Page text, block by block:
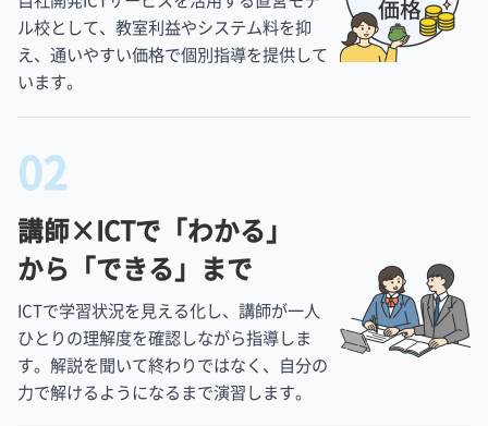
ル校として、教室利益やシステム料を抑
え、通いやすい価格で個別指導を提供して
います。
02
講師×ICTで「わかる」
から「できる」まで
ICTで学習状況を見える化し、講師が一人
ひとりの理解度を確認しながら指導しま
す。解説を聞いて終わりではなく、自分の
力で解けるようになるまで演習します。